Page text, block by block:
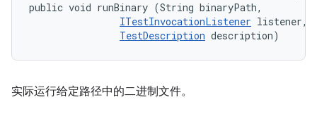
public void runBinary (String binaryPath,
ITestInvocationListener listener,
TestDescription description)
实际运行给定路径中的二进制文件。